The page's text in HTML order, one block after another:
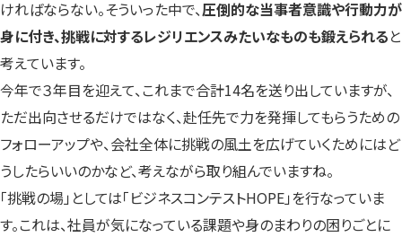
ければならない。そういった中で、圧倒的な当事者意識や行動力が
身に付き、挑戦に対するレジリエンスみたいなものも鍛えられると
考えています。
今年で３年目を迎えて、これまで合計14名を送り出していますが、
ただ出向させるだけではなく、赴任先で力を発揮してもらうための
フォローアップや、会社全体に挑戦の風土を広げていくためにはど
うしたらいいのかなど、考えながら取り組んでいますね。
「挑戦の場」としては「ビジネスコンテストHOPE」を行なっていま
す。これは、社員が気になっている課題や身のまわりの困りごとに